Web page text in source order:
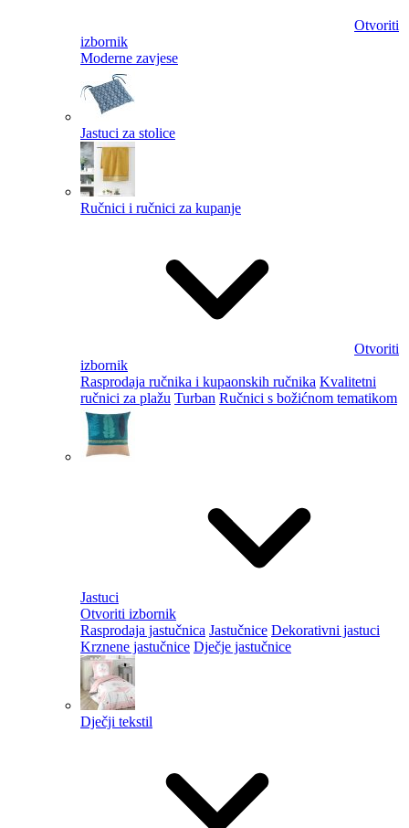
Otvoriti
izbornik
Moderne zavjese
Jastuci za stolice
Ručnici i ručnici za kupanje
Otvoriti
izbornik
Rasprodaja ručnika i kupaonskih ručnika Kvalitetni
ručnici za plažu Turban Ručnici s božićnom tematikom
Jastuci
Otvoriti izbornik
Rasprodaja jastučnica Jastučnice Dekorativni jastuci
Krznene jastučnice Dječje jastučnice
Dječji tekstil